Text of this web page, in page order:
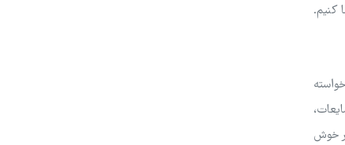
کنیم.
خوش